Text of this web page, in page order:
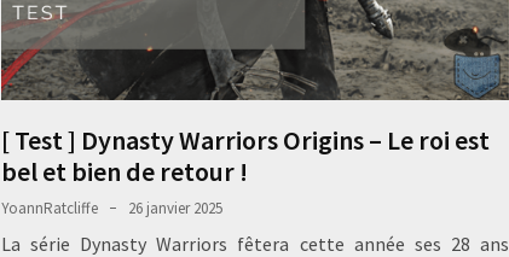
[ Test ] Dynasty Warriors Origins – Le roi est
bel et bien de retour !
YoannRatcliffe 26 janvier 2025
La série Dynasty Warriors fêtera cette année ses 28 ans